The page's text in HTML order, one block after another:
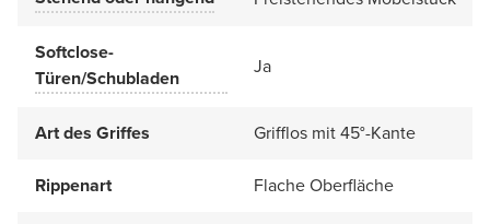
Softclose-
Türen/Schubladen
Ja
Art des Griffes Grifflos mit 45°-Kante
Rippenart Flache Oberfläche